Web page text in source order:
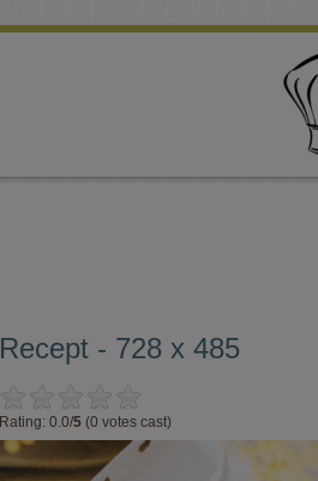
Recept - 728 x 485
Rating: 0.0/5 (0 votes cast)